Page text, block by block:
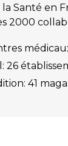
Santé en
2000
26
41